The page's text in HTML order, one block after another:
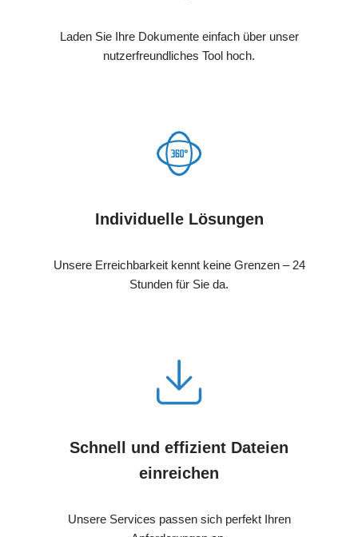
Laden Sie Ihre Dokumente einfach über unser
nutzerfreundliches Tool hoch.
Individuelle Lösungen
Unsere Erreichbarkeit kennt keine Grenzen – 24
Stunden für Sie da.
Schnell und effizient Dateien
einreichen
Unsere Services passen sich perfekt Ihren